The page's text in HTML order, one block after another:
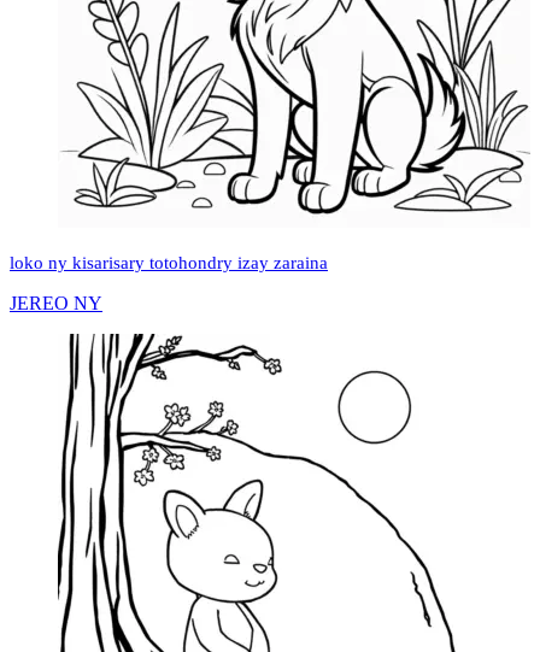
loko ny kisarisary totohondry izay zaraina
JEREO NY